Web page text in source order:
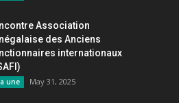
Association
des Anciens
internationaux
une May 31, 2025